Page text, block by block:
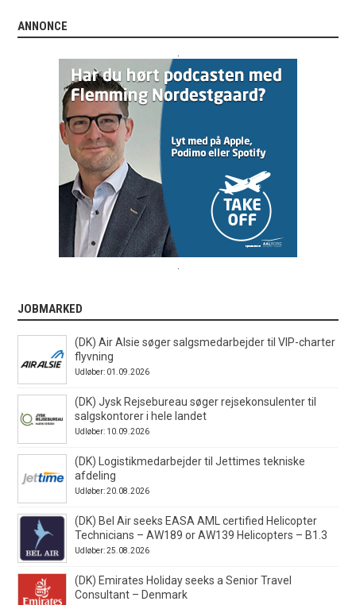
ANNONCE
JOBMARKED
(DK) Air Alsie søger salgsmedarbejder til VIP-charter
flyvning
Udløber: 01.09.2026
(DK) Jysk Rejsebureau søger rejsekonsulenter til
salgskontorer i hele landet
Udløber: 10.09.2026
(DK) Logistikmedarbejder til Jettimes tekniske
afdeling
Udløber: 20.08.2026
(DK) Bel Air seeks EASA AML certified Helicopter
Technicians – AW189 or AW139 Helicopters – B1.3
Udløber: 25.08.2026
(DK) Emirates Holiday seeks a Senior Travel
Consultant – Denmark